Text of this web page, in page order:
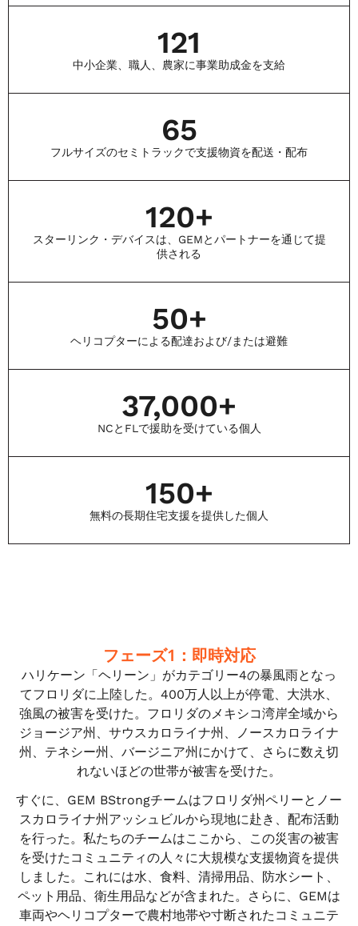
中小企業、職人、農家に事業助成金を支給
121
フルサイズのセミトラックで支援物資を配送・配布
65
スターリンク・デバイスは、GEMとパートナーを通じて提
供される
120+
ヘリコプターによる配達および/または避難
50+
NCとFLで援助を受けている個人
37,000+
無料の長期住宅支援を提供した個人
150+
フェーズ1：即時対応
ハリケーン「ヘリーン」がカテゴリー4の暴風雨となっ
てフロリダに上陸した。400万人以上が停電、大洪水、
強風の被害を受けた。フロリダのメキシコ湾岸全域から
ジョージア州、サウスカロライナ州、ノースカロライナ
州、テネシー州、バージニア州にかけて、さらに数え切
れないほどの世帯が被害を受けた。
すぐに、GEM BStrongチームはフロリダ州ペリーとノー
スカロライナ州アッシュビルから現地に赴き、配布活動
を行った。私たちのチームはここから、この災害の被害
を受けたコミュニティの人々に大規模な支援物資を提供
しました。これには水、食料、清掃用品、防水シート、
ペット用品、衛生用品などが含まれた。さらに、GEMは
車両やヘリコプターで農村地帯や寸断されたコミュニテ